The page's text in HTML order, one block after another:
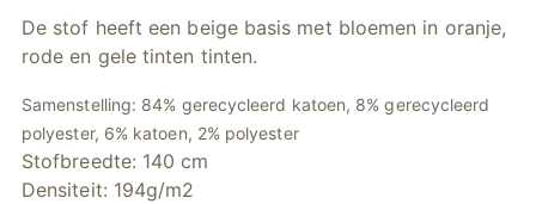
De stof heeft een beige basis met bloemen in oranje,
rode en gele tinten tinten.
Samenstelling: 84% gerecycleerd katoen, 8% gerecycleerd
polyester, 6% katoen, 2% polyester
Stofbreedte: 140 cm
Densiteit: 194g/m2